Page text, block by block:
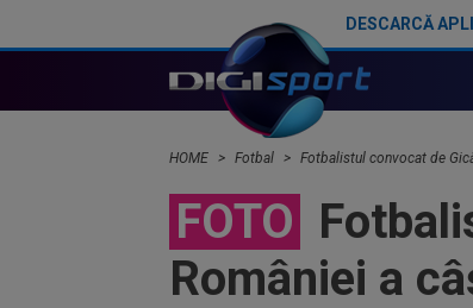
DESCARCĂ
HOME Fotbal Fotbalistul convocat de
FOTO
României a